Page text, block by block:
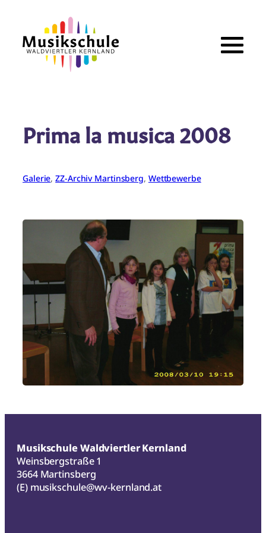
springen
Prima la musica 2008
Galerie, ZZ-Archiv Martinsberg, Wettbewerbe
Musikschule Waldviertler Kernland
Weinsbergstraße 1
3664 Martinsberg
(E) musikschule@wv-kernland.at